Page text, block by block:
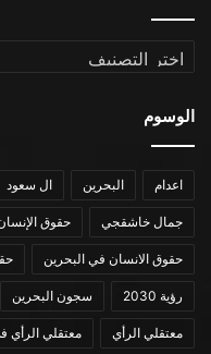
التصنيفات
الوسوم
اعدام البحرين ال سعود
جمال خاشقجي حقوق
حقوق الانسان في البحرين
رؤية 2030 سجون البحرين
معتقلي الرأي معتقلي الرأي